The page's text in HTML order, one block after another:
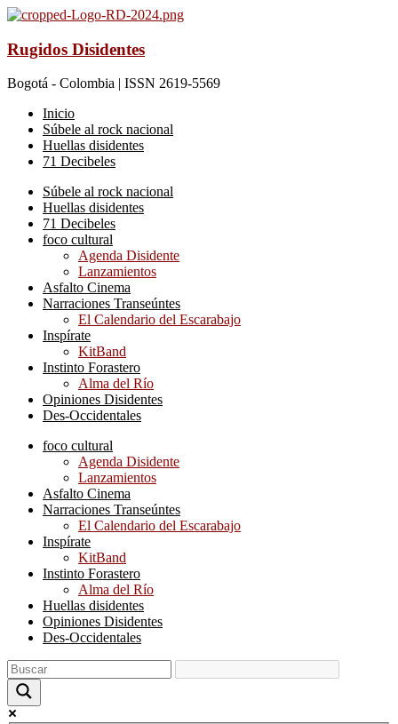
Rugidos Disidentes
Bogotá - Colombia | ISSN 2619-5569
Inicio
Súbele al rock nacional
Huellas disidentes
71 Decibeles
Súbele al rock nacional
Huellas disidentes
71 Decibeles
foco cultural
Agenda Disidente
Lanzamientos
Asfalto Cinema
Narraciones Transeúntes
El Calendario del Escarabajo
Inspírate
KitBand
Instinto Forastero
Alma del Río
Opiniones Disidentes
Des-Occidentales
foco cultural
Agenda Disidente
Lanzamientos
Asfalto Cinema
Narraciones Transeúntes
El Calendario del Escarabajo
Inspírate
KitBand
Instinto Forastero
Alma del Río
Huellas disidentes
Opiniones Disidentes
Des-Occidentales